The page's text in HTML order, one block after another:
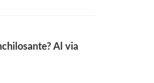
Al via